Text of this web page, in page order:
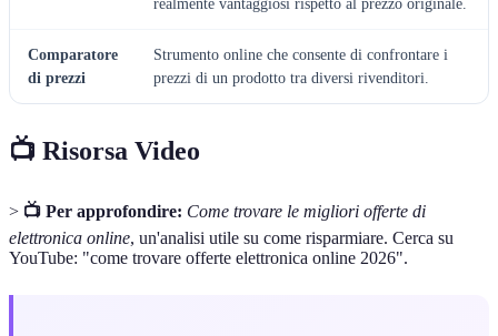
realmente vantaggiosi rispetto al prezzo originale.
Comparatore
di prezzi
Strumento online che consente di confrontare i
prezzi di un prodotto tra diversi rivenditori.
📺 Risorsa Video
> 📺 Per approfondire: Come trovare le migliori offerte di
elettronica online, un'analisi utile su come risparmiare. Cerca su
YouTube: "come trovare offerte elettronica online 2026".